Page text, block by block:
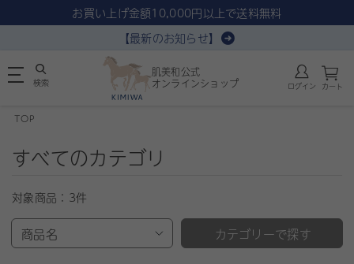
お買い上げ金額10,000円以上で送料無料
【最新のお知らせ】
肌美和公式
オンラインショップ
検索 ログイン カート
TOP
すべてのカテゴリ
対象商品： 3件
商品名 カテゴリーで探す